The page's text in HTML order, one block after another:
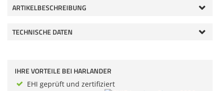
ARTIKELBESCHREIBUNG
TECHNISCHE DATEN
IHRE VORTEILE BEI HARLANDER
EHI geprüft und zertifiziert